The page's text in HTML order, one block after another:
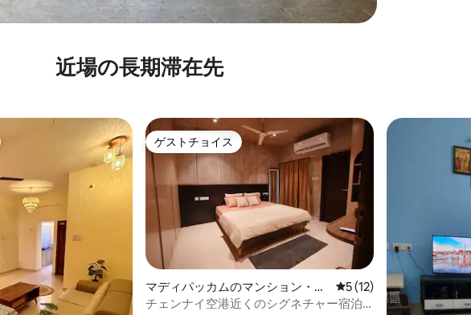
近場の長期滞在先
の平均評価
ゲストチョイス
ゲストチョイス
マディパッカムのマンション・ア
パート
レビュー12件、5つ星中
5 (12)
チェンナイ空港近くのシグネチャー宿泊